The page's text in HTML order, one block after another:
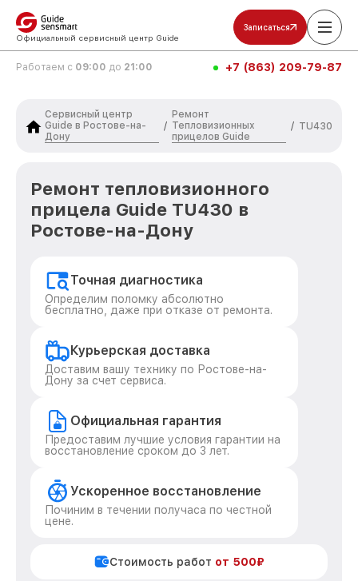
Официальный сервисный центр Guide
Записаться
Работаем с 09:00 до 21:00 +7 (863) 209-79-87
Сервисный центр
Guide в Ростове-на-
Дону
/
Ремонт
Тепловизионных
прицелов Guide
/ TU430
Ремонт тепловизионного
прицела Guide TU430 в
Ростове-на-Дону
Точная диагностика
Определим поломку абсолютно
бесплатно, даже при отказе от ремонта.
Курьерская доставка
Доставим вашу технику по Ростове-на-
Дону за счет сервиса.
Официальная гарантия
Предоставим лучшие условия гарантии на
восстановление сроком до 3 лет.
Ускоренное восстановление
Починим в течении получаса по честной
цене.
Стоимость работ от 500₽